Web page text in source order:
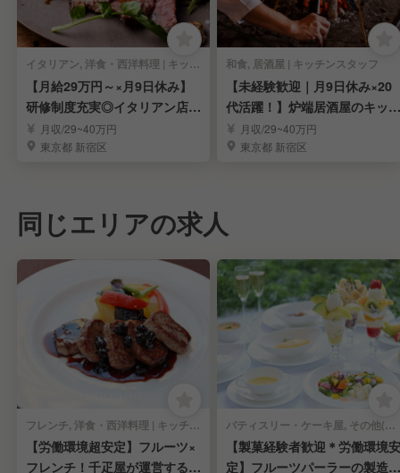
イタリアン, 洋食・西洋料理 | キッチンスタッフ
【月給29万円～×月9日休み】
研修制度充実◎イタリアン店舗
スタッフ募集
月収/29~40万円
東京都 新宿区
和食, 居酒屋 | キッチンスタッフ
【未経験歓迎｜月9日休み×20
代活躍！】炉端居酒屋のキッチ
ンスタッフ募集
月収/29~40万円
東京都 新宿区
同じエリアの求人
フレンチ, 洋食・西洋料理 | キッチンスタッフ
【労働環境超安定】フルーツ×
フレンチ！千疋屋が運営するレ
パティスリー・ケーキ屋, その他(料理ジャンル) | キッチンスタッフ
【製菓経験者歓迎＊労働環境安
定】フルーツパーラーの製造・